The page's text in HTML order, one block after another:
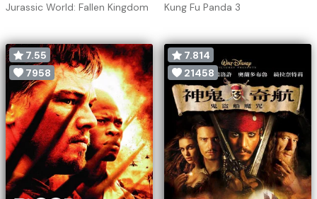
Jurassic World: Fallen Kingdom Kung Fu Panda 3
7.55
7958
7.814
21458